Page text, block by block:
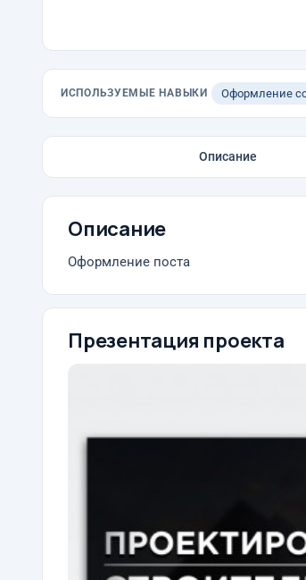
ИСПОЛЬЗУЕМЫЕ НАВЫКИ Оформление
Описание
Описание
Оформление поста
Презентация проекта